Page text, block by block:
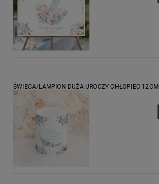
ŚWIECA/LAMPION DUŻA UROCZY CHŁOPIEC 12CM